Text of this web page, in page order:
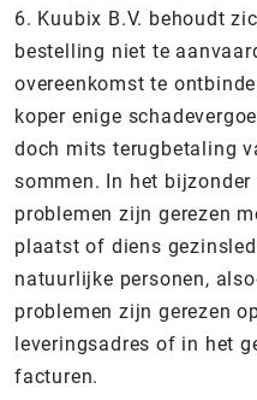
6. Kuubix B.V. behoudt
bestelling niet te
overeenkomst te
koper enige
doch mits terugbetaling
sommen. In het
problemen zijn gerezen
plaatst of diens
natuurlijke personen,
problemen zijn gerezen
leveringsadres of in het
facturen.